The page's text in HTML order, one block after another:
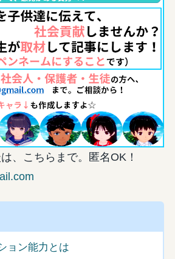
、こちらまで。匿名OK！
ョン能力とは